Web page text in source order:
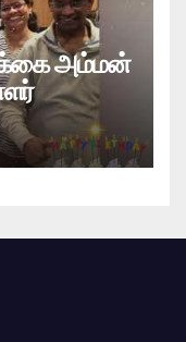
அம்மன்